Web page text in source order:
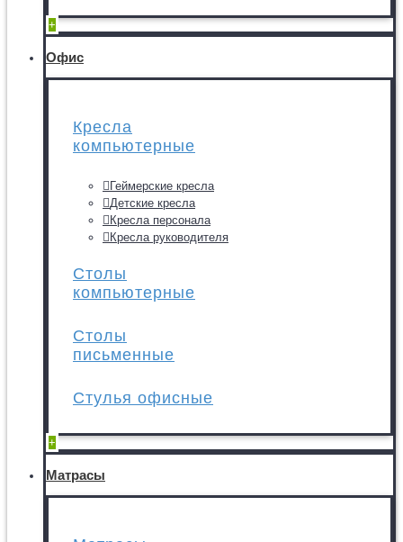
+
Офис
Кресла
компьютерные
Геймерские кресла
Детские кресла
Кресла персонала
Кресла руководителя
Столы
компьютерные
Столы
письменные
Стулья офисные
+
Матрасы